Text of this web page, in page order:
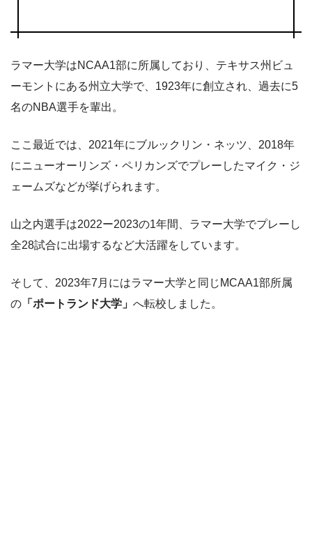
ラマー大学はNCAA1部に所属しており、テキサス州ビュ
ーモントにある州立大学で、1923年に創立され、過去に5
名のNBA選手を輩出。
ここ最近では、2021年にブルックリン・ネッツ、2018年
にニューオーリンズ・ペリカンズでプレーしたマイク・ジ
ェームズなどが挙げられます。
山之内選手は2022ー2023の1年間、ラマー大学でプレーし
全28試合に出場するなど大活躍をしています。
そして、2023年7月にはラマー大学と同じMCAA1部所属
の 「ポートランド大学」 へ転校しました。